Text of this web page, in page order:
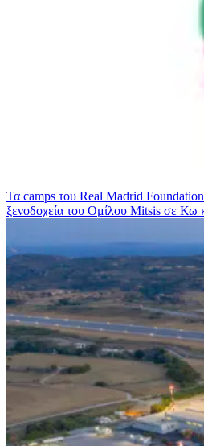
Τα camps του Real Madrid
ξενοδοχεία του Ομίλου Mitsis σε Κω